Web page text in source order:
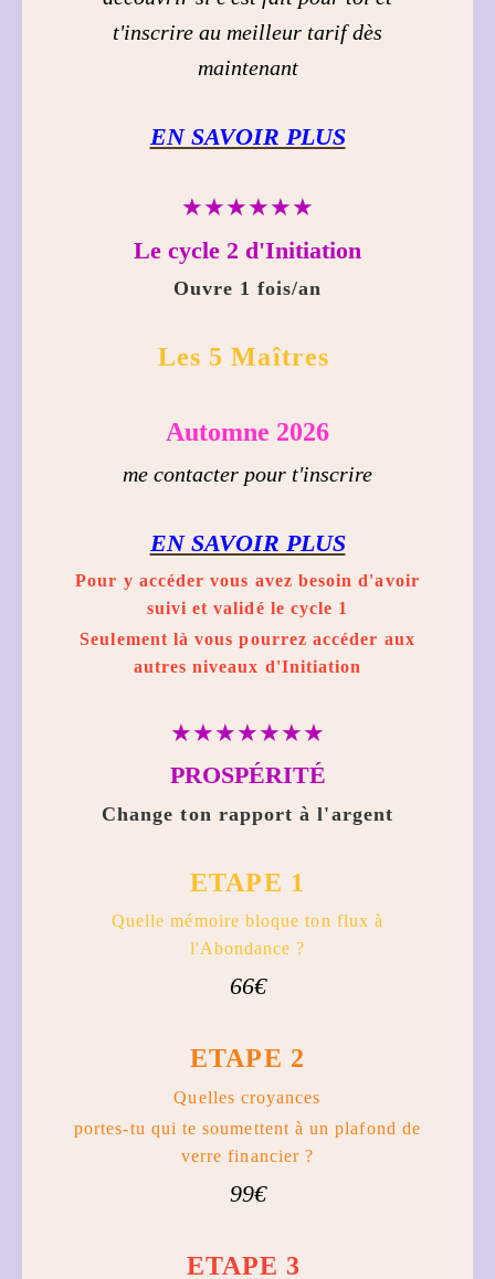
t'inscrire au meilleur tarif dès
maintenant
EN SAVOIR PLUS
★★★★★★
Le cycle 2 d'Initiation
Ouvre 1 fois/an
Les 5 Maîtres
Automne 2026
me contacter pour t'inscrire
EN SAVOIR PLUS
Pour y accéder vous avez besoin d'avoir
suivi et validé le cycle 1
Seulement là vous pourrez accéder aux
autres niveaux d'Initiation
★★★★★★★
PROSPÉRITÉ
Change ton rapport à l'argent
ETAPE 1
Quelle mémoire bloque ton flux à
l'Abondance ?
66€
ETAPE 2
Quelles croyances
portes-tu qui te soumettent à un plafond de
verre financier ?
99€
ETAPE 3